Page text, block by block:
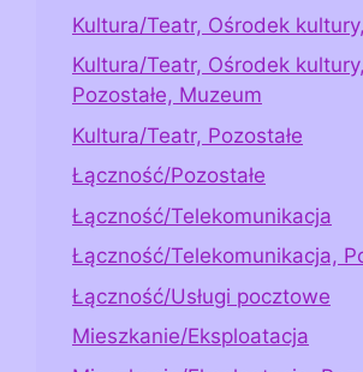
Kultura/Teatr, Ośrodek
Kultura/Teatr, Ośrodek kultury,
Pozostałe, Muzeum
Kultura/Teatr, Pozostałe
Łączność/Pozostałe
Łączność/Telekomunikacja
Łączność/Telekomunikacja,
Łączność/Usługi pocztowe
Mieszkanie/Eksploatacja